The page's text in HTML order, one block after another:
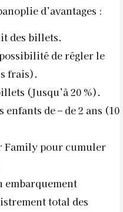
d’avantages :
des billets.
de régler le
frais).
(Jusqu’à 20 %).
enfants de – de 2 ans (10
Family pour cumuler
embarquement
total des